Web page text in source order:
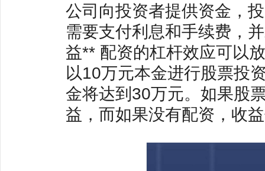
公司向投资者提供资金，
需要支付利息和手续费，
益** 配资的杠杆效应可以
以10万元本金进行股票投
金将达到30万元。如果股
益，而如果没有配资，收